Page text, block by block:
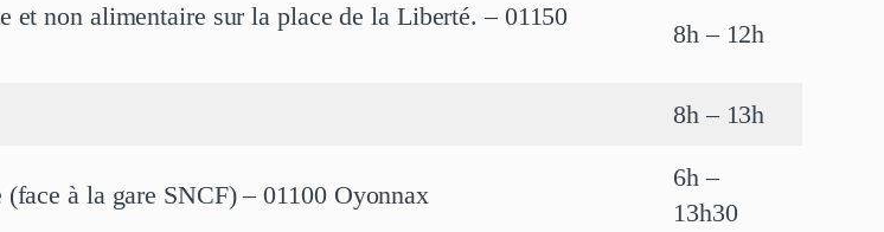
et non alimentaire sur la place de la Liberté. – 01150
8h – 12h
8h – 13h
à la gare SNCF) – 01100 Oyonnax
6h –
13h30